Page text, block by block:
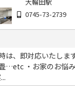
大輪田駅
0745-73-2739
は、即対応いたしま
…etc ・お家のお悩